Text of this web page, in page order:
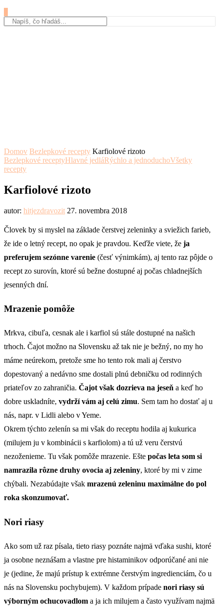
Domov Bezlepkové recepty Karfiolové rizoto
Bezlepkové receptyHlavné jedláRýchlo a jednoduchoVšetky
recepty
Karfiolové rizoto
autor: hitjezdravozit 27. novembra 2018
Človek by si myslel na základe čerstvej zeleninky a sviežich farieb,
že ide o letný recept, no opak je pravdou. Keďže viete, že ja
preferujem sezónne varenie (česť výnimkám), aj tento raz pôjde o
recept zo surovín, ktoré sú bežne dostupné aj počas chladnejších
jesenných dní.
Mrazenie pomôže
Mrkva, cibuľa, cesnak ale i karfiol sú stále dostupné na našich
trhoch. Čajot možno na Slovensku až tak nie je bežný, no my ho
máme neúrekom, pretože sme ho tento rok mali aj čerstvo
dopestovaný a nedávno sme dostali plnú debničku od rodinných
priateľov zo zahraničia. Čajot však dozrieva na jeseň a keď ho
dobre uskladníte, vydrží vám aj celú zimu. Sem tam ho dostať aj u
nás, napr. v Lidli alebo v Yeme.
Okrem týchto zelenín sa mi však do receptu hodila aj kukurica
(milujem ju v kombinácii s karfiolom) a tú už veru čerstvú
nezoženieme. Tu však pomôže mrazenie. Ešte počas leta som si
namrazila rôzne druhy ovocia aj zeleniny, ktoré by mi v zime
chýbali. Nezabúdajte však mrazenú zeleninu maximálne do pol
roka skonzumovať.
Nori riasy
Ako som už raz písala, tieto riasy poznáte najmä vďaka sushi, ktoré
ja osobne neznášam a vlastne pre histaminikov odporúčané ani nie
je (jedine, že majú prístup k extrémne čerstvým ingredienciám, čo u
nás na Slovensku pochybujem). V každom prípade nori riasy sú
výborným ochucovadlom a ja ich milujem a často využívam najmä